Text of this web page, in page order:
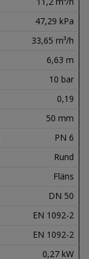
47,29 kPa
33,65 m³/h
6,63 m
10 bar
0,19
50 mm
PN 6
Rund
Fläns
DN 50
EN 1092-2
EN 1092-2
0,27 kW